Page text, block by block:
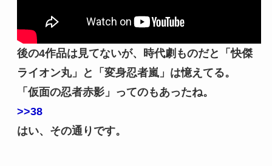
後の4作品は見てないが、時代劇ものだと「快傑
ライオン丸」と「変身忍者嵐」は憶えてる。
「仮面の忍者赤影」ってのもあったね。
>>38
はい、その通りです。